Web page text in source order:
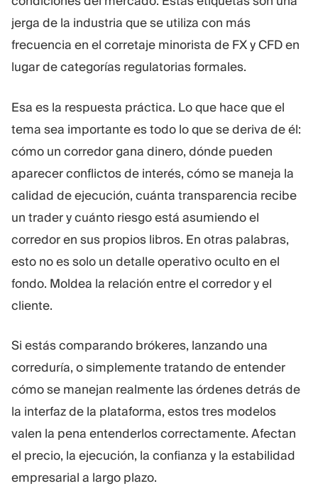
jerga de la industria que se utiliza con más
frecuencia en el corretaje minorista de FX y CFD en
lugar de categorías regulatorias formales.
Esa es la respuesta práctica. Lo que hace que el
tema sea importante es todo lo que se deriva de él:
cómo un corredor gana dinero, dónde pueden
aparecer conflictos de interés, cómo se maneja la
calidad de ejecución, cuánta transparencia recibe
un trader y cuánto riesgo está asumiendo el
corredor en sus propios libros. En otras palabras,
esto no es solo un detalle operativo oculto en el
fondo. Moldea la relación entre el corredor y el
cliente.
Si estás comparando brókeres, lanzando una
correduría, o simplemente tratando de entender
cómo se manejan realmente las órdenes detrás de
la interfaz de la plataforma, estos tres modelos
valen la pena entenderlos correctamente. Afectan
el precio, la ejecución, la confianza y la estabilidad
empresarial a largo plazo.